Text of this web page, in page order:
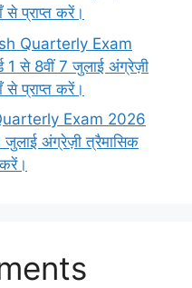
से प्राप्त करें।
Quarterly Exam
1 से 8वीं 7 जुलाई अंग्रेज़ी
से प्राप्त करें।
Exam 2026
जुलाई अंग्रेज़ी त्रैमासिक